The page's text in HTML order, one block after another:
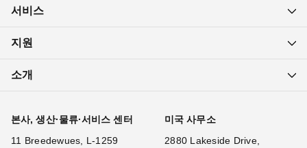
서비스
지원
소개
본사, 생산·물류·서비스 센터
11 Breedewues, L-1259
미국 사무소
2880 Lakeside Drive,